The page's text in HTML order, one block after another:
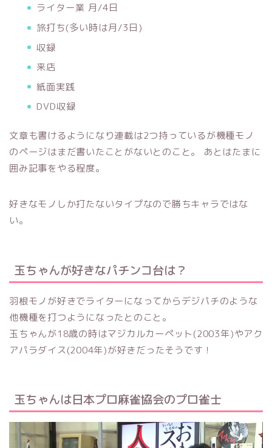
ライター業 月/4日
旅打ち(多い時は月/3日)
収録
来店
紙面実践
DVD収録
文章も書けるようになり連載は2つ持っているが機種モノ
のページはまだ書いたことがないとのこと。 あとはたまに
囲み記事をやる程度。
好きなモノしか打たないタイプなので勝ちキャラではな
い。
玉ちゃんが好きなパチンコ台は？
羽根モノが好きでライターになってからデジパチのような
他機種を打つようになったとのこと。
玉ちゃんが18歳の時はマジカルカーペット(2003年)やアク
アパラダイス(2004年)が好きだったそうです！
玉ちゃんは日本プロ麻雀協会のプロ雀士